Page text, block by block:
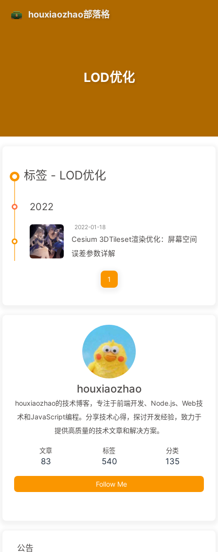
houxiaozhao部落格
LOD优化
标签 - LOD优化
2022
2022-01-18
Cesium 3DTileset渲染优化：屏幕空间
误差参数详解
1
houxiaozhao
houxiaozhao的技术博客，专注于前端开发、Node.js、Web技
术和JavaScript编程。分享技术心得，探讨开发经验，致力于
提供高质量的技术文章和解决方案。
文章
83
标签
540
分类
135
Follow Me
公告